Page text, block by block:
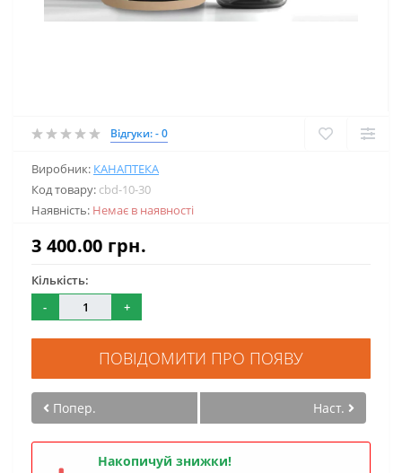
Відгуки: - 0
Виробник: КАНАПТЕКА
Код товару: cbd-10-30
Наявність: Немає в наявності
3 400.00 грн.
Кількість:
-
+
ПОВІДОМИТИ ПРО ПОЯВУ
Попер. Наст.
Накопичуй знижки!